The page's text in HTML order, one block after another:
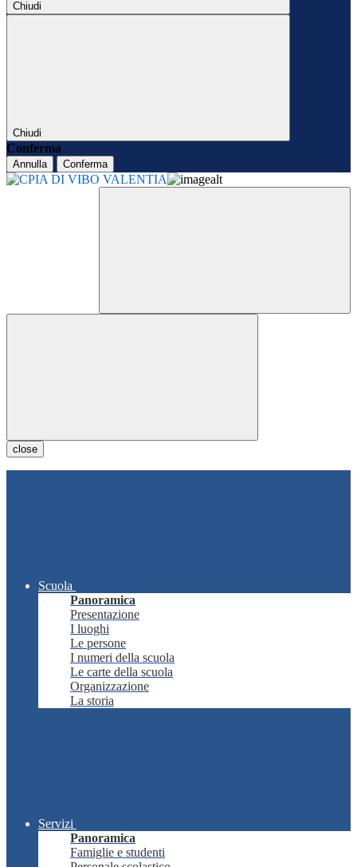
Chiudi
Chiudi
Conferma
Annulla Conferma
close
Scuola
Panoramica
Presentazione
I luoghi
Le persone
I numeri della scuola
Le carte della scuola
Organizzazione
La storia
Servizi
Panoramica
Famiglie e studenti